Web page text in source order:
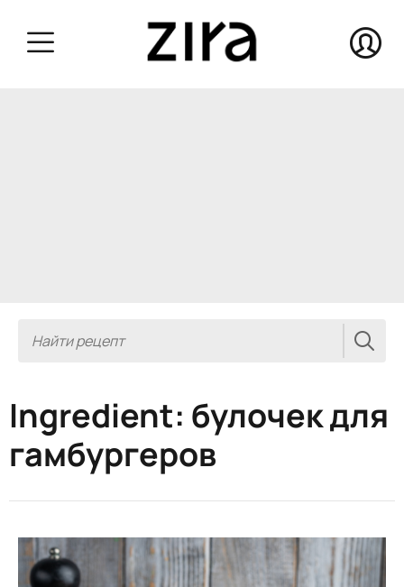
Ingredient: булочек для
гамбургеров